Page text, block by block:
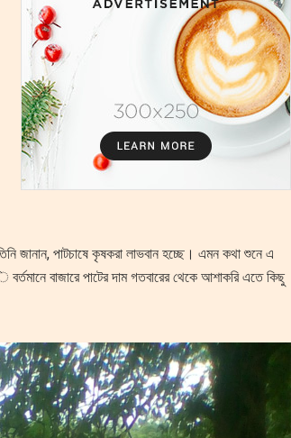
জানান, পাটচাষে কৃষকরা লাভবান হচ্ছে। এমন কথা শুনে এ
বাজারে পাটের দাম গতবারের থেকে আশাকরি এতে কিছু